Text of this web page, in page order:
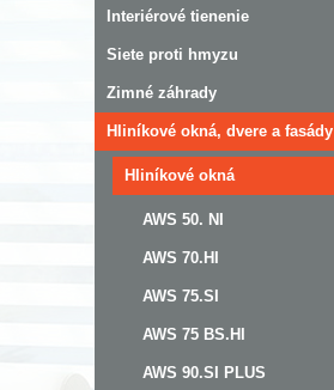
Interiérové tienenie
Siete proti hmyzu
Zimné záhrady
Hliníkové okná, dvere a fasády
Hliníkové okná
AWS 50. NI
AWS 70.HI
AWS 75.SI
AWS 75 BS.HI
AWS 90.SI PLUS